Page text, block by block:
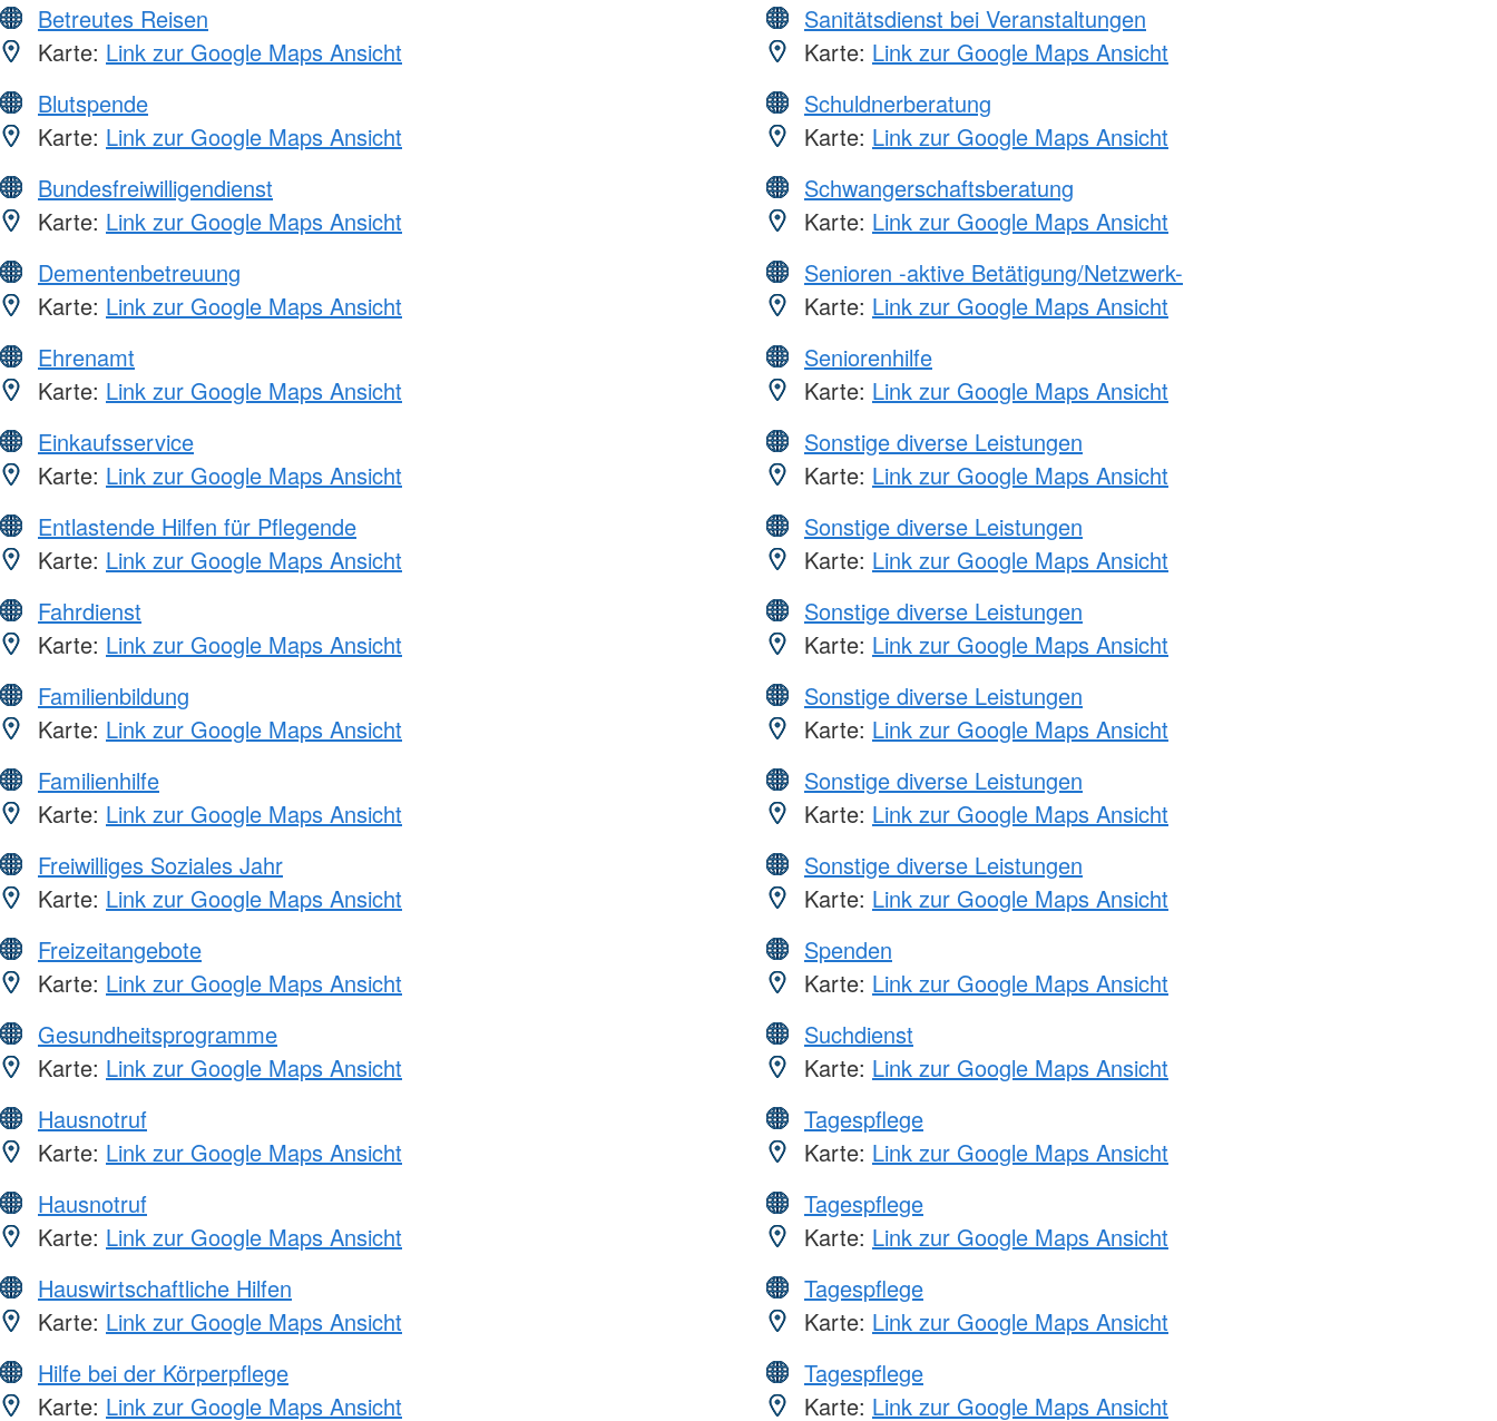
Betreutes Reisen
Karte: Link zur Google Maps Ansicht
Blutspende
Karte: Link zur Google Maps Ansicht
Bundesfreiwilligendienst
Karte: Link zur Google Maps Ansicht
Dementenbetreuung
Karte: Link zur Google Maps Ansicht
Ehrenamt
Karte: Link zur Google Maps Ansicht
Einkaufsservice
Karte: Link zur Google Maps Ansicht
Entlastende Hilfen für Pflegende
Karte: Link zur Google Maps Ansicht
Fahrdienst
Karte: Link zur Google Maps Ansicht
Familienbildung
Karte: Link zur Google Maps Ansicht
Familienhilfe
Karte: Link zur Google Maps Ansicht
Freiwilliges Soziales Jahr
Karte: Link zur Google Maps Ansicht
Freizeitangebote
Karte: Link zur Google Maps Ansicht
Gesundheitsprogramme
Karte: Link zur Google Maps Ansicht
Hausnotruf
Karte: Link zur Google Maps Ansicht
Hausnotruf
Karte: Link zur Google Maps Ansicht
Hauswirtschaftliche Hilfen
Karte: Link zur Google Maps Ansicht
Hilfe bei der Körperpflege
Karte: Link zur Google Maps Ansicht
Sanitätsdienst bei Veranstaltungen
Karte: Link zur Google Maps Ansicht
Schuldnerberatung
Karte: Link zur Google Maps Ansicht
Schwangerschaftsberatung
Karte: Link zur Google Maps Ansicht
Senioren -aktive Betätigung/Netzwerk-
Karte: Link zur Google Maps Ansicht
Seniorenhilfe
Karte: Link zur Google Maps Ansicht
Sonstige diverse Leistungen
Karte: Link zur Google Maps Ansicht
Sonstige diverse Leistungen
Karte: Link zur Google Maps Ansicht
Sonstige diverse Leistungen
Karte: Link zur Google Maps Ansicht
Sonstige diverse Leistungen
Karte: Link zur Google Maps Ansicht
Sonstige diverse Leistungen
Karte: Link zur Google Maps Ansicht
Sonstige diverse Leistungen
Karte: Link zur Google Maps Ansicht
Spenden
Karte: Link zur Google Maps Ansicht
Suchdienst
Karte: Link zur Google Maps Ansicht
Tagespflege
Karte: Link zur Google Maps Ansicht
Tagespflege
Karte: Link zur Google Maps Ansicht
Tagespflege
Karte: Link zur Google Maps Ansicht
Tagespflege
Karte: Link zur Google Maps Ansicht